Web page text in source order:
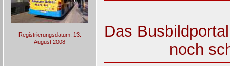
Registrierungsdatum: 13.
August 2008
Das
noch